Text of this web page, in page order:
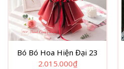
Bó Bó Hoa Hiện Đại 23
2.015.000₫